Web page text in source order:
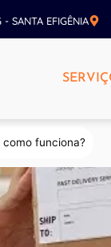
SANTA EFIGÊNIA
como funciona?